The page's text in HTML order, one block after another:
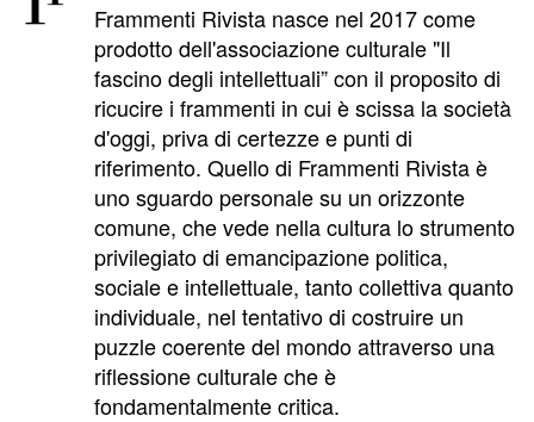
Frammenti Rivista nasce nel 2017 come
prodotto dell'associazione culturale "Il
fascino degli intellettuali” con il proposito di
ricucire i frammenti in cui è scissa la società
d'oggi, priva di certezze e punti di
riferimento. Quello di Frammenti Rivista è
uno sguardo personale su un orizzonte
comune, che vede nella cultura lo strumento
privilegiato di emancipazione politica,
sociale e intellettuale, tanto collettiva quanto
individuale, nel tentativo di costruire un
puzzle coerente del mondo attraverso una
riflessione culturale che è
fondamentalmente critica.